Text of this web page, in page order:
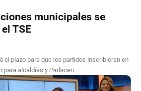
municipales se
TSE
el plazo para que los partidos inscribieran en
para alcaldías y Parlacen.